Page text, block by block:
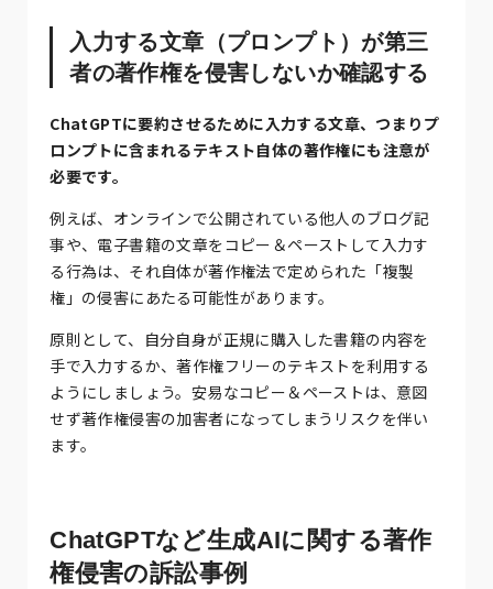
入力する文章（プロンプト）が第三
者の著作権を侵害しないか確認する
ChatGPTに要約させるために入力する文章、つまりプ
ロンプトに含まれるテキスト自体の著作権にも注意が
必要です。
例えば、オンラインで公開されている他人のブログ記
事や、電子書籍の文章をコピー＆ペーストして入力す
る行為は、それ自体が著作権法で定められた「複製
権」の侵害にあたる可能性があります。
原則として、自分自身が正規に購入した書籍の内容を
手で入力するか、著作権フリーのテキストを利用する
ようにしましょう。安易なコピー＆ペーストは、意図
せず著作権侵害の加害者になってしまうリスクを伴い
ます。
ChatGPTなど生成AIに関する著作
権侵害の訴訟事例